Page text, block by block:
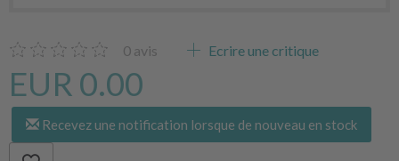
0 avis Ecrire une critique
EUR 0.00
Recevez une notification lorsque de nouveau en stock